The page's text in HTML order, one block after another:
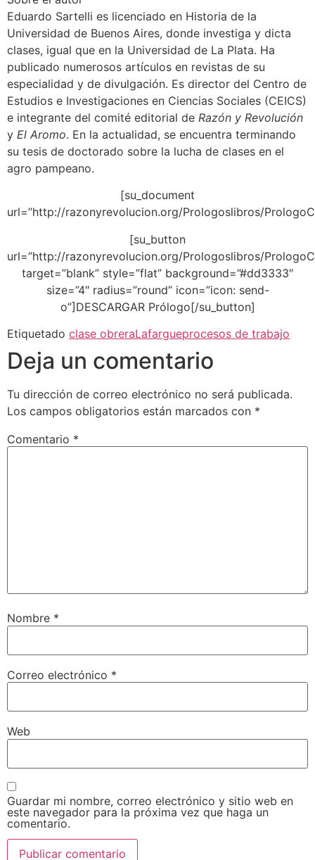
Eduardo Sartelli es licenciado en Historia de la
Universidad de Buenos Aires, donde investiga y dicta
clases, igual que en la Universidad de La Plata. Ha
publicado numerosos artículos en revistas de su
especialidad y de divulgación. Es director del Centro de
Estudios e Investigaciones en Ciencias Sociales (CEICS)
e integrante del comité editorial de Razón y Revolución
y El Aromo. En la actualidad, se encuentra terminando
su tesis de doctorado sobre la lucha de clases en el
agro pampeano.
[su_document
url=”http://razonyrevolucion.org/Prologoslibros/
[su_button
url=”http://razonyrevolucion.org/Prologoslibros/
target=”blank” style=”flat” background=”#dd3333″
size=”4″ radius=”round” icon=”icon: send-
o”]DESCARGAR Prólogo[/su_button]
Etiquetado clase obreraLafargueprocesos de trabajo
Deja un comentario
Tu dirección de correo electrónico no será publicada.
Los campos obligatorios están marcados con *
Comentario *
Nombre *
Correo electrónico *
Web
Guardar mi nombre, correo electrónico y sitio web en
este navegador para la próxima vez que haga un
comentario.